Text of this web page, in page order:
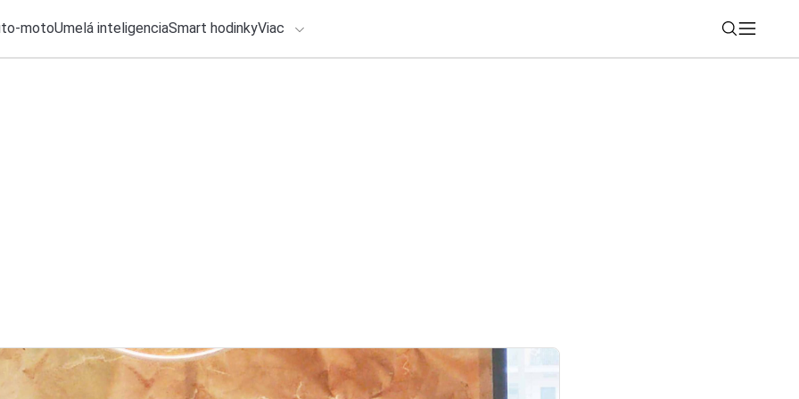
motoUmelá inteligenciaSmart hodinkyViac